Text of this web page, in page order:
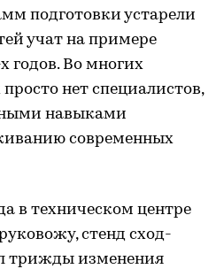
подготовки устарели
учат на примере
годов. Во многих
нет специалистов,
навыками
современных
в техническом центре
стенд сход-
трижды изменения